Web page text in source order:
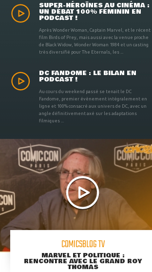
SUPER-HÉROÏNES AU CINÉMA :
UN DÉBAT 100% FÉMININ EN
PODCAST !
Après Wonder Woman, Captain Marvel, et le récent
film Birds of Prey, mais aussi avec la venue proche
de Black Widow, Wonder Woman 1984 et un casting
très diversifié pour The Eternals, les ...
DC FANDOME : LE BILAN EN
PODCAST !
Au cours du weekend passé se tenait le DC
Fandome, premier évènement intégralement en
ligne et 100% consacré aux univers de DC, avec un
angle définitivement axé sur les adaptations
filmiques ...
COMICSBLOG TV
MARVEL ET POLITIQUE :
RENCONTRE AVEC LE GRAND ROY
THOMAS